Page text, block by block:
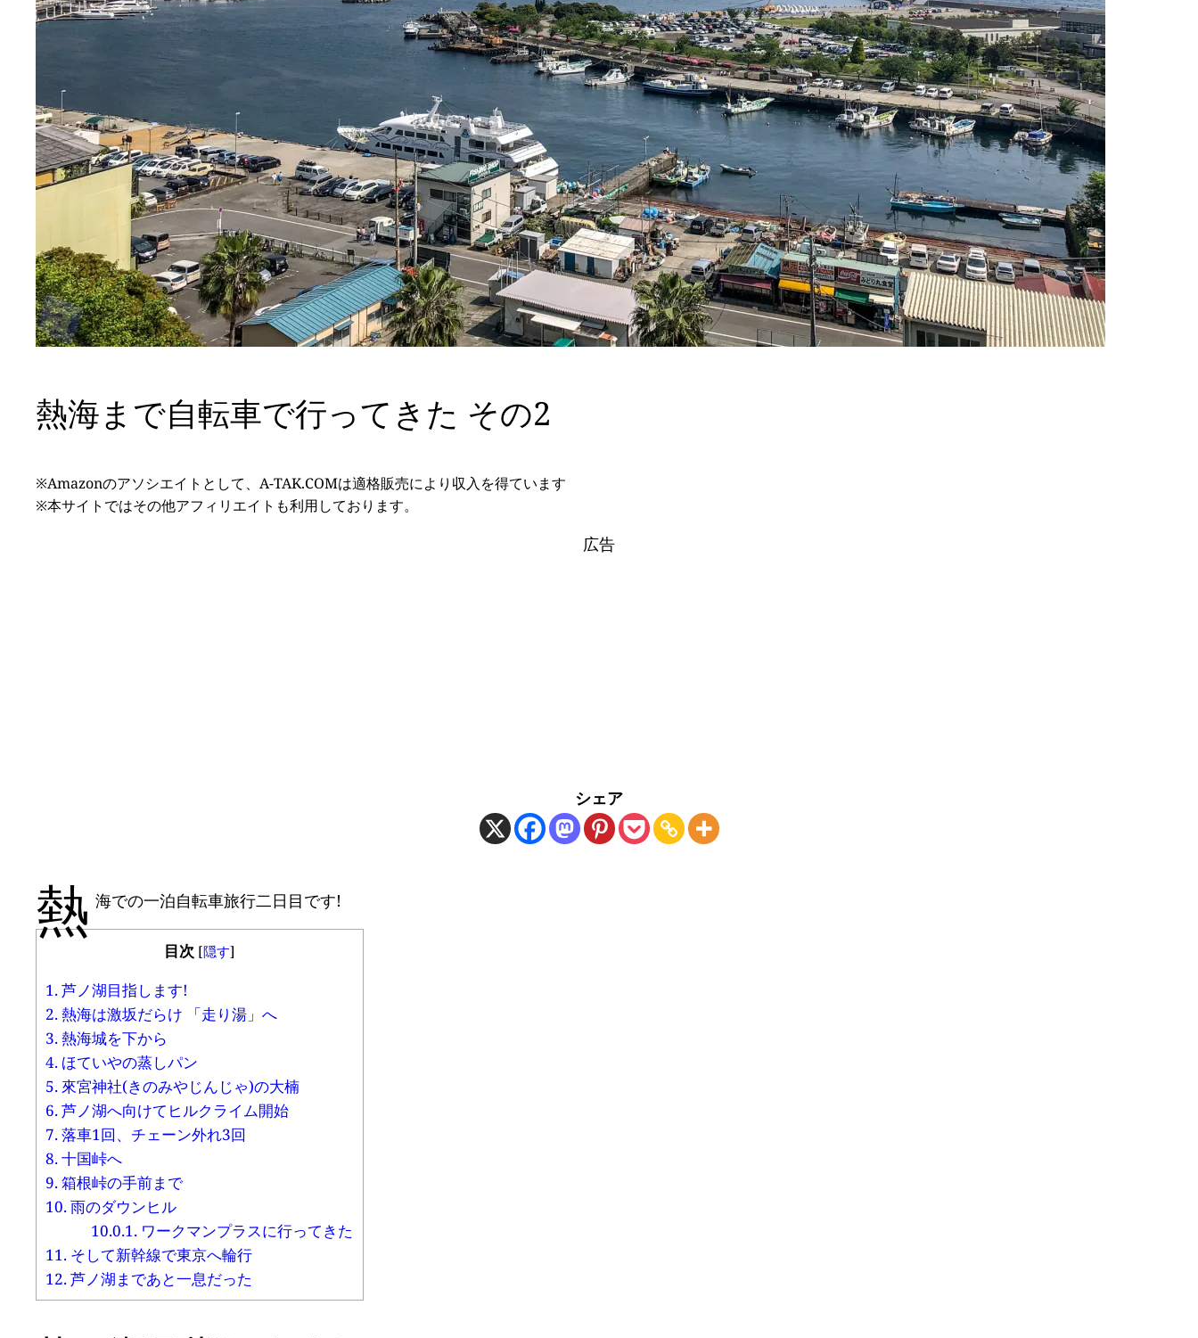
熱海まで自転車で行ってきた その2
※Amazonのアソシエイトとして、A-TAK.COMは適格販売により収入を得ています
※本サイトではその他アフィリエイトも利用しております。
広告
シェア
熱 海での一泊自転車旅行二日目です!
目次 [隠す]
1.芦ノ湖目指します!
2.熱海は激坂だらけ 「走り湯」へ
3.熱海城を下から
4. ほていやの蒸しパン
5. 來宮神社(きのみやじんじゃ)の大楠
6.芦ノ湖へ向けてヒルクライム開始
7.落車1回、チェーン外れ3回
8.十国峠へ
9.箱根峠の手前まで
10.雨のダウンヒル
10.0.1. ワークマンプラスに行ってきた
11. そして新幹線で東京へ輪行
12.芦ノ湖まであと一息だった